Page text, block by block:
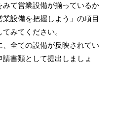
て営業設備が揃っているか
設備を把握しよう」の項目
みてください。
全ての設備が反映されてい
書類として提出しましょ